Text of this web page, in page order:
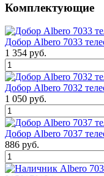
Комплектующие
Добор Albero 7033
1 354 руб.
Добор Albero 7032
1 050 руб.
Добор Albero 7037
886 руб.